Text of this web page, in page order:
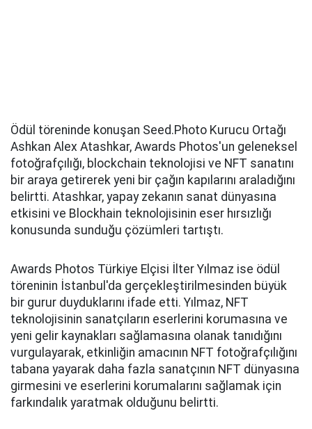
Ödül töreninde konuşan Seed.Photo Kurucu Ortağı
Ashkan Alex Atashkar, Awards Photos'un geleneksel
fotoğrafçılığı, blockchain teknolojisi ve NFT sanatını
bir araya getirerek yeni bir çağın kapılarını araladığını
belirtti. Atashkar, yapay zekanın sanat dünyasına
etkisini ve Blockhain teknolojisinin eser hırsızlığı
konusunda sunduğu çözümleri tartıştı.
Awards Photos Türkiye Elçisi İlter Yılmaz ise ödül
töreninin İstanbul'da gerçekleştirilmesinden büyük
bir gurur duyduklarını ifade etti. Yılmaz, NFT
teknolojisinin sanatçıların eserlerini korumasına ve
yeni gelir kaynakları sağlamasına olanak tanıdığını
vurgulayarak, etkinliğin amacının NFT fotoğrafçılığını
tabana yayarak daha fazla sanatçının NFT dünyasına
girmesini ve eserlerini korumalarını sağlamak için
farkındalık yaratmak olduğunu belirtti.